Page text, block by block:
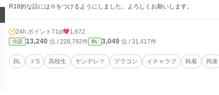
R18的な話には※をつけるようにしました。よろしくお願いします。
24h.ポイント 71pt 1,672
小説 13,240 位 / 228,792件 BL 3,049 位 / 31,417件
BL ドS 高校生 ヤンデレ？ ブラコン イチャラブ 執着 拘束